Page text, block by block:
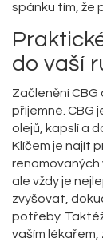
spánku tím, že
do vaší
Začlenění
příjemné. CBG
olejů, kapslí a
Klíčem je najít
renomovaných
ale vždy je
zvyšovat,
potřeby.
vaším lékařem,